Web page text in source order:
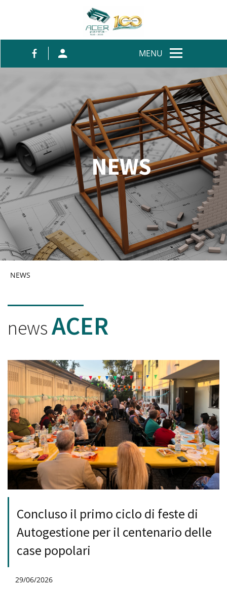
MENU
NEWS
NEWS
newsACER
Concluso il primo ciclo di feste di
Autogestione per il centenario delle
case popolari
29/06/2026